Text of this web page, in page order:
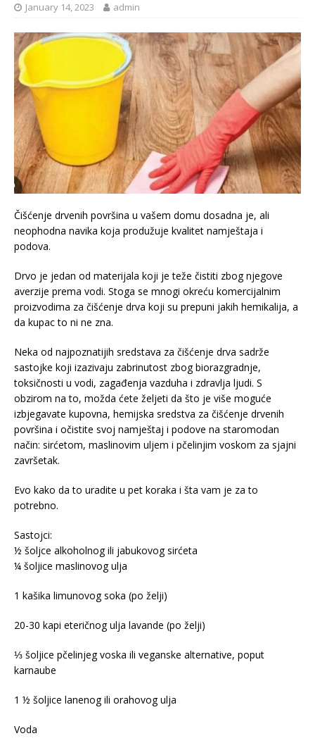
January 14, 2023 admin
Čišćenje drvenih površina u vašem domu dosadna je, ali
neophodna navika koja produžuje kvalitet namještaja i
podova.
Drvo je jedan od materijala koji je teže čistiti zbog njegove
averzije prema vodi. Stoga se mnogi okreću komercijalnim
proizvodima za čišćenje drva koji su prepuni jakih hemikalija, a
da kupac to ni ne zna.
Neka od najpoznatijih sredstava za čišćenje drva sadrže
sastojke koji izazivaju zabrinutost zbog biorazgradnje,
toksičnosti u vodi, zagađenja vazduha i zdravlja ljudi. S
obzirom na to, možda ćete željeti da što je više moguće
izbjegavate kupovna, hemijska sredstva za čišćenje drvenih
površina i očistite svoj namještaj i podove na staromodan
način: sirćetom, maslinovim uljem i pčelinjim voskom za sjajni
završetak.
Evo kako da to uradite u pet koraka i šta vam je za to
potrebno.
Sastojci:
½ šoljce alkoholnog ili jabukovog sirćeta
¼ šoljice maslinovog ulja
1 kašika limunovog soka (po želji)
20-30 kapi eteričnog ulja lavande (po želji)
⅓ šoljice pčelinjeg voska ili veganske alternative, poput
karnaube
1 ½ šoljice lanenog ili orahovog ulja
Voda